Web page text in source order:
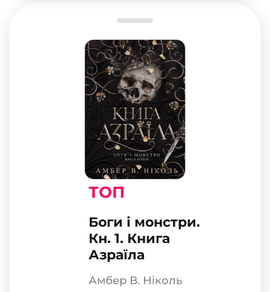
ТОП
Боги і монстри.
Кн. 1. Книга
Азраїла
Амбер В. Ніколь